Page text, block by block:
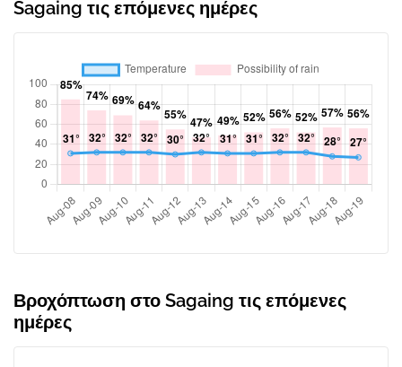
Sagaing τις επόμενες ημέρες
Βροχόπτωση στο Sagaing τις επόμενες
ημέρες